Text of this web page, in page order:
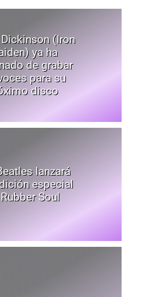
(Iron
ya ha
de grabar
para su
disco
lanzará
especial
Soul